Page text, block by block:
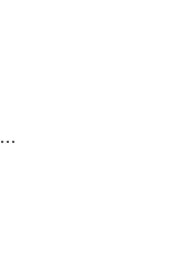
...